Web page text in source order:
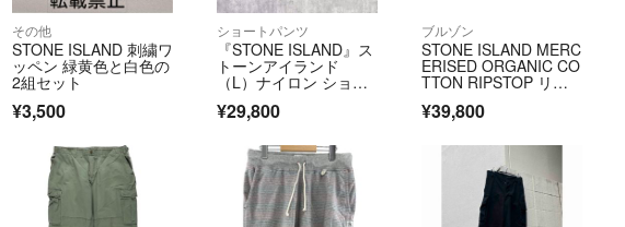
その他
STONE ISLAND 刺繍ワ
ッペン 緑黄色と白色の
2組セット
¥3,500
ショートパンツ
『STONE ISLAND』ス
トーンアイランド
（L）ナイロン ショー
¥29,800
ブルゾン
STONE ISLAND MERC
ERISED ORGANIC CO
TTON RIPSTOP リッ
ケット ストーンアイラ
298 ブラウン L （2088
¥39,800